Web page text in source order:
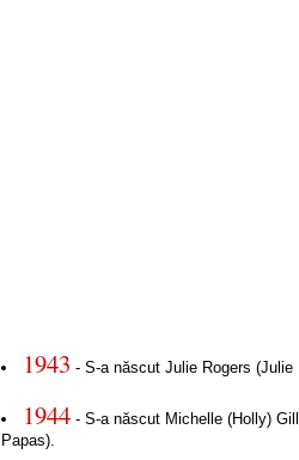
1943 - S-a născut Julie Rogers
1944 - S-a născut Michelle (Holly)
Papas).